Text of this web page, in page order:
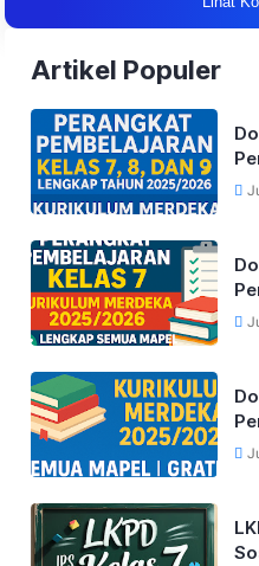
Artikel Populer
9